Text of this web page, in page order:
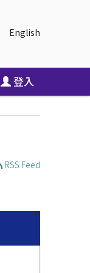
English
登入
RSS Feed